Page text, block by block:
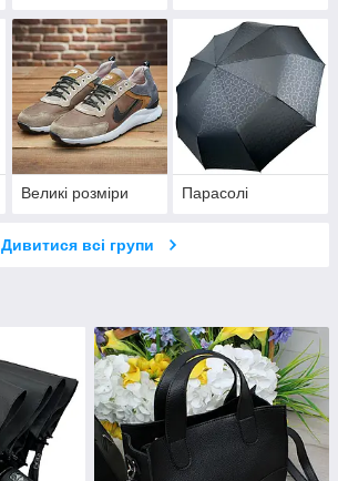
Великі розміри Парасолі
Дивитися всі групи